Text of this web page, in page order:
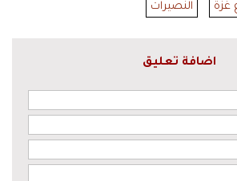
غزة النصيرات
اضافة تعليق